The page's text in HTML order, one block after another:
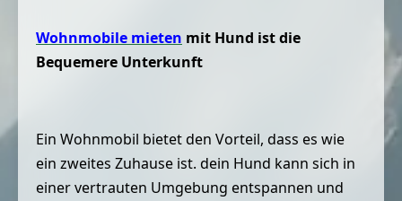
Wohnmobile mieten mit Hund ist die
Bequemere Unterkunft
Ein Wohnmobil bietet den Vorteil, dass es wie
ein zweites Zuhause ist. dein Hund kann sich in
einer vertrauten Umgebung entspannen und